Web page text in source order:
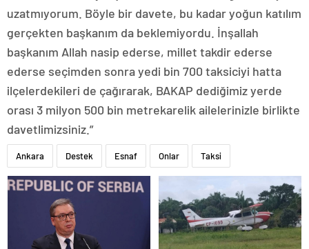
uzatmıyorum. Böyle bir davete, bu kadar yoğun katılım
gerçekten başkanım da beklemiyordu. İnşallah
başkanım Allah nasip ederse, millet takdir ederse
ederse seçimden sonra yedi bin 700 taksiciyi hatta
ilçelerdekileri de çağırarak, BAKAP dediğimiz yerde
orası 3 milyon 500 bin metrekarelik ailelerinizle birlikte
davetlimizsiniz.”
Ankara Destek Esnaf Onlar Taksi